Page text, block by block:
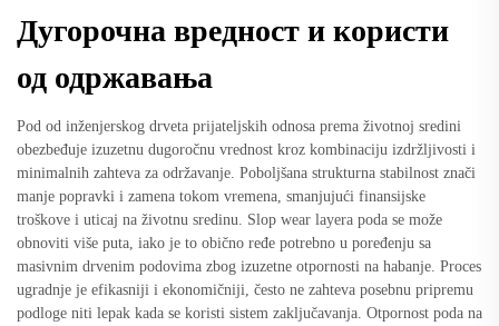
Дугорочна вредност и користи
од одржавања
Pod od inženjerskog drveta prijateljskih odnosa prema životnoj sredini
obezbeđuje izuzetnu dugoročnu vrednost kroz kombinaciju izdržljivosti i
minimalnih zahteva za održavanje. Poboljšana strukturna stabilnost znači
manje popravki i zamena tokom vremena, smanjujući finansijske
troškove i uticaj na životnu sredinu. Slop wear layera poda se može
obnoviti više puta, iako je to obično ređe potrebno u poređenju sa
masivnim drvenim podovima zbog izuzetne otpornosti na habanje. Proces
ugradnje je efikasniji i ekonomičniji, često ne zahteva posebnu pripremu
podloge niti lepak kada se koristi sistem zaključavanja. Otpornost poda na